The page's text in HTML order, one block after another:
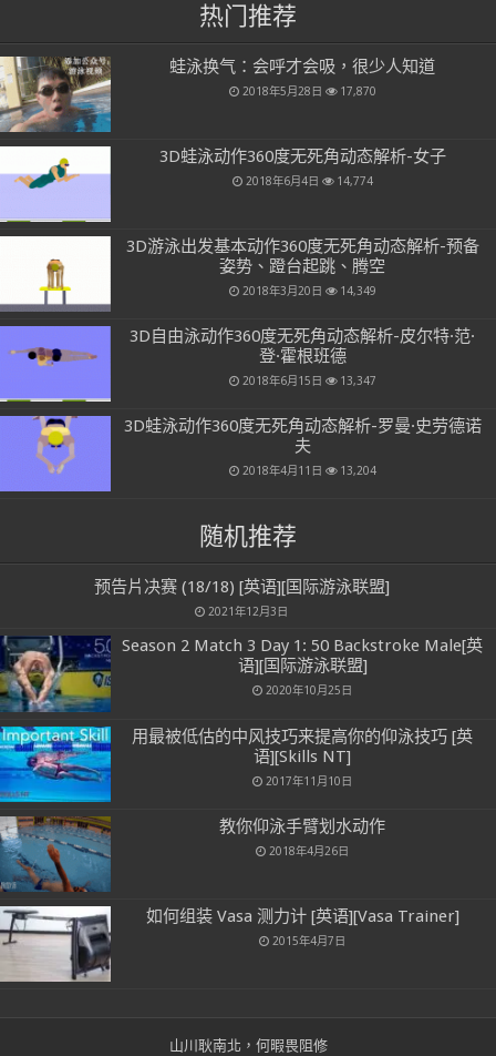
热门推荐
蛙泳换气：会呼才会吸，很少人知道
2018年5月28日 17,870
3D蛙泳动作360度无死角动态解析-女子
2018年6月4日 14,774
3D游泳出发基本动作360度无死角动态解析-预备
姿势、蹬台起跳、腾空
2018年3月20日 14,349
3D自由泳动作360度无死角动态解析-皮尔特·范·
登·霍根班德
2018年6月15日 13,347
3D蛙泳动作360度无死角动态解析-罗曼·史劳德诺
夫
2018年4月11日 13,204
随机推荐
预告片决赛 (18/18) [英语][国际游泳联盟]
2021年12月3日
Season 2 Match 3 Day 1: 50 Backstroke Male[英
语][国际游泳联盟]
2020年10月25日
用最被低估的中风技巧来提高你的仰泳技巧 [英
语][Skills NT]
2017年11月10日
教你仰泳手臂划水动作
2018年4月26日
如何组装 Vasa 测力计 [英语][Vasa Trainer]
2015年4月7日
山川耿南北，何暇畏阻修